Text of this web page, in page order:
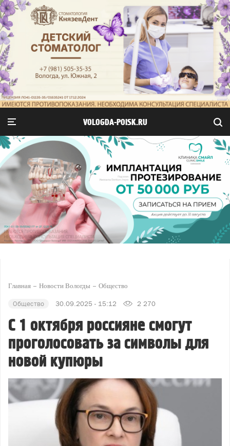
VOLOGDA-POISK.RU
Главная Новости Вологды Общество
Общество 30.09.2025 - 15:12 2 270
С 1 октября россияне смогут
проголосовать за символы для
новой купюры